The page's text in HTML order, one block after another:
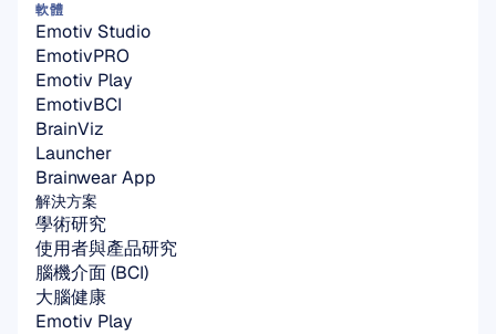
解決方案
學術研究
使用者與產品研究
腦機介面 (BCI)
大腦健康
Emotiv Play
軟體
Emotiv Studio
EmotivPRO
Emotiv Play
EmotivBCI
BrainViz
Launcher
Brainwear App